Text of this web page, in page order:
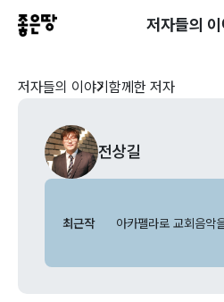
저자들의 이
저자들의 이야기 함께한 저자
전상길
최근작 아카펠라로 교회음악